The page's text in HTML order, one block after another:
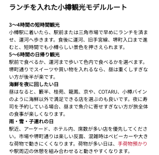
ランチを入れた小樽観光モデルルート
3〜4時間の短時間観光
小樽駅に着いたら、駅前または三角市場で早めにランチを済ま
せ、運河へ歩きます。食後に運河、旧手宮線、堺町入口まで進
むと、短時間でも小樽らしい景色を押さえられます。
5〜6時間の日帰り観光
駅前で食べるか、運河まで歩いて色内で食べるかを選べます。
堺町通りでスイーツや買い物を入れるなら、昼は重くしすぎな
い方が後半が楽です。
海鮮を夜に回したい日
昼はなると、籔半、桂苑、龍鳳、京や、COTARU、小樽バイン
のように海鮮以外で満足できる店を選ぶのも良いです。夜に寿
司を予約している場合、昼まで魚介に寄せすぎない方が旅全体
の食事が楽しくなります。
雨・雪・子連れの日
駅近、アーケード、ホテル内、席数が多い店を優先してくださ
い。市場や堺町通りは楽しい反面、混雑時はベビーカーや大き
な荷物で動きにくくなります。荷物が多い日は、 手荷物預かり
や駅周辺の休憩を組み合わせると動きやすくなります。